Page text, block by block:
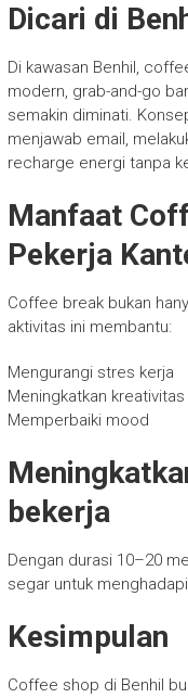
Dicari di
Di kawasan Benhil,
modern, grab-and-go
semakin diminati.
menjawab email,
recharge energi tanpa
Manfaat
Pekerja
Coffee break bukan
aktivitas ini membantu:
Mengurangi stres kerja
Meningkatkan kreativitas
Memperbaiki mood
bekerja
Dengan durasi 10–20
segar untuk
Kesimpulan
Coffee shop di Benhil